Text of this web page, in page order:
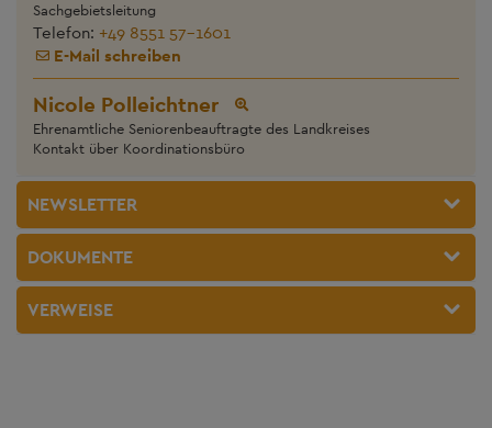
Sachgebietsleitung
Telefon: +49 8551 57-1601
E-Mail schreiben
Nicole Polleichtner
Ehrenamtliche Seniorenbeauftragte des Landkreises
Kontakt über Koordinationsbüro
NEWSLETTER
DOKUMENTE
VERWEISE